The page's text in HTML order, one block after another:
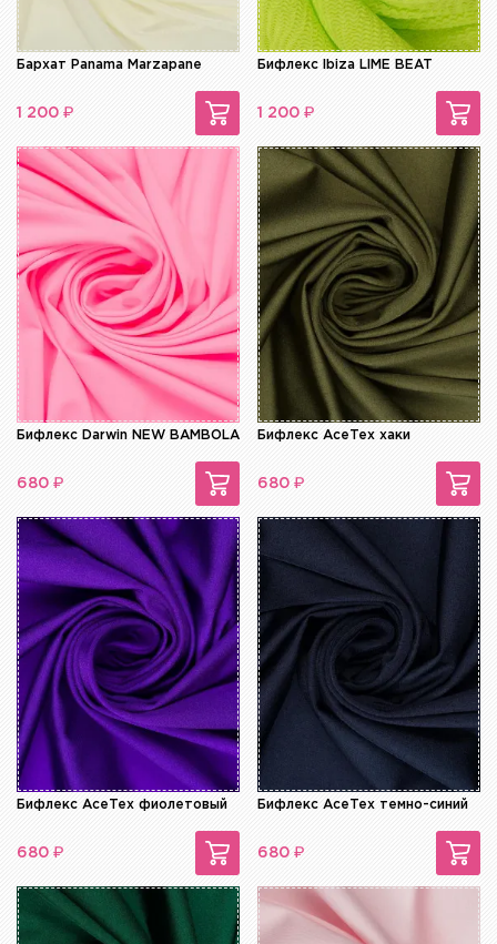
Бархат Panama Marzapane
1 200 ₽
Бифлекс Ibiza LIME BEAT
1 200 ₽
Бифлекс Darwin NEW BAMBOLA
680 ₽
Бифлекс AceTex хаки
680 ₽
Бифлекс AceTex фиолетовый
680 ₽
Бифлекс AceTex темно-синий
680 ₽